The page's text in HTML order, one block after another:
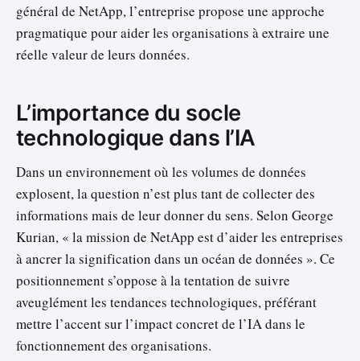
général de NetApp, l’entreprise propose une approche
pragmatique pour aider les organisations à extraire une
réelle valeur de leurs données.
L’importance du socle
technologique dans l’IA
Dans un environnement où les volumes de données
explosent, la question n’est plus tant de collecter des
informations mais de leur donner du sens. Selon George
Kurian, « la mission de NetApp est d’aider les entreprises
à ancrer la signification dans un océan de données ». Ce
positionnement s’oppose à la tentation de suivre
aveuglément les tendances technologiques, préférant
mettre l’accent sur l’impact concret de l’IA dans le
fonctionnement des organisations.